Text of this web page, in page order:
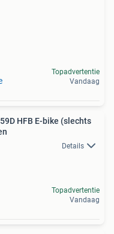
Topadvertentie
Vandaag
HFB E-bike (slechts
Details
Topadvertentie
Vandaag